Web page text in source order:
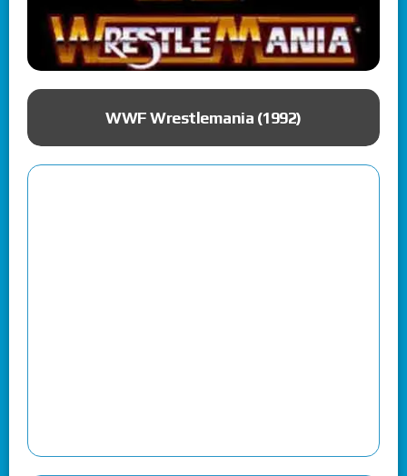
WWF Wrestlemania (1992)